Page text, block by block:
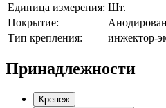
Единица измерения: Шт.
Покрытие:
Тип крепления:
инжектор-
Принадлежности
Крепеж